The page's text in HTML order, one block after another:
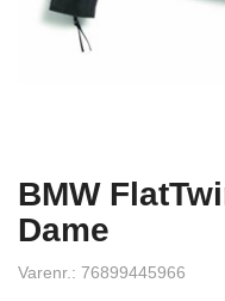
BMW
Dame
Varenr.: 76899445966